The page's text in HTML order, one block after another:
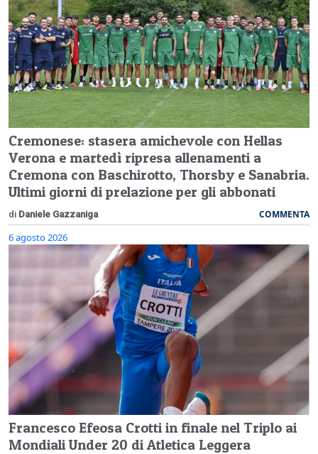
Cremonese: stasera amichevole con Hellas
Verona e martedì ripresa allenamenti a
Cremona con Baschirotto, Thorsby e Sanabria.
Ultimi giorni di prelazione per gli abbonati
di Daniele Gazzaniga COMMENTA
6 agosto 2026
Francesco Efeosa Crotti in finale nel Triplo ai
Mondiali Under 20 di Atletica Leggera